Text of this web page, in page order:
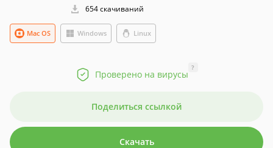
654 скачиваний
Windows Linux
Mac OS
Проверено на вирусы
?
Поделиться ссылкой
Скачать